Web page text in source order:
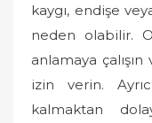
kaygı, endişe
neden olabilir.
anlamaya
izin verin.
kalmaktan